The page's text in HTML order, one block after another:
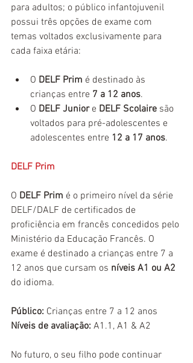
para adultos; o público infantojuvenil
possui três opções de exame com
temas voltados exclusivamente para
cada faixa etária:
O DELF Prim é destinado às
crianças entre 7 a 12 anos.
O DELF Junior e DELF Scolaire são
voltados para pré-adolescentes e
adolescentes entre 12 a 17 anos.
DELF Prim
O DELF Prim é o primeiro nível da série
DELF/DALF de certificados de
proficiência em francês concedidos pelo
Ministério da Educação Francês. O
exame é destinado a crianças entre 7 a
12 anos que cursam os níveis A1 ou A2
do idioma.
Público: Crianças entre 7 a 12 anos
Níveis de avaliação: A1.1, A1 & A2
No futuro, o seu filho pode continuar